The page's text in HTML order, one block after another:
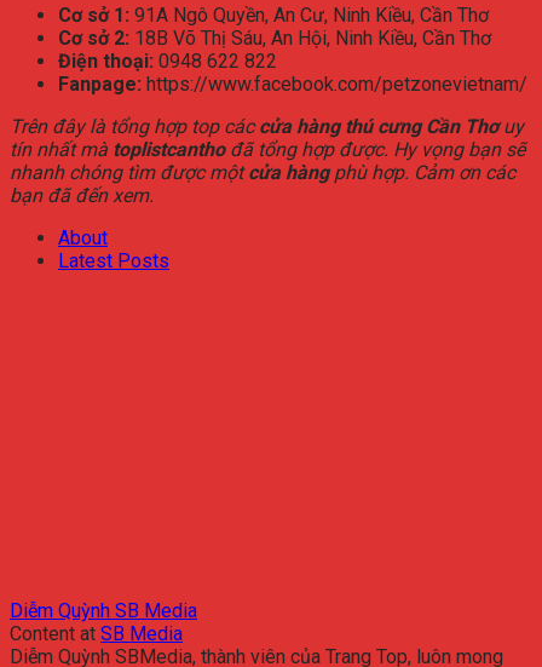
Cơ sở 1: 91A Ngô Quyền, An Cư, Ninh Kiều, Cần Thơ
Cơ sở 2: 18B Võ Thị Sáu, An Hội, Ninh Kiều, Cần Thơ
Điện thoại: 0948 622 822
Fanpage: https://www.facebook.com/petzonevietnam/
Trên đây là tổng hợp top cáccửa hàng thú cưng Cần Thơuy
tín nhất mà toplistcanthođã tổng hợp được. Hy vọng bạn sẽ
nhanh chóng tìm được mộtcửa hàngphù hợp. Cảm ơn các
bạn đã đến xem.
About
Latest Posts
Diễm Quỳnh SB Media
Content at SB Media
Diễm Quỳnh SBMedia, thành viên của Trang Top, luôn mong